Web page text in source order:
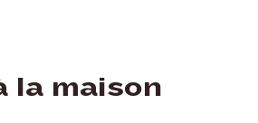
la maison